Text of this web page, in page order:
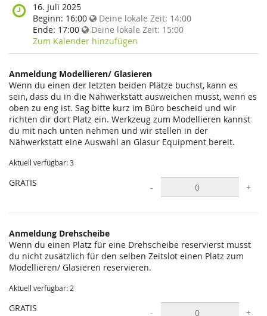
statt?
Wann
findet
diese
Veranstaltung
statt?
16. Juli 2025
Beginn: 16:00 Deine lokale Zeit: 14:00
Ende: 17:00 Deine lokale Zeit: 15:00
Zum Kalender hinzufügen
Anmeldung Modellieren/ Glasieren
Wenn du einen der letzten beiden Plätze buchst, kann es
sein, dass du in die Nähwerkstatt ausweichen musst, wenn es
oben zu eng ist. Sag bitte kurz im Büro bescheid und wir
richten dir dort Platz ein. Werkzeug zum Modellieren kannst
du mit nach unten nehmen und wir stellen in der
Nähwerkstatt eine Auswahl an Glasur Equipment bereit.
Aktuell verfügbar: 3
GRATIS - +
Anmeldung Drehscheibe
Wenn du einen Platz für eine Drehscheibe reservierst musst
du nicht zusätzlich für den selben Zeitslot einen Platz zum
Modellieren/ Glasieren reservieren.
Aktuell verfügbar: 2
GRATIS - +